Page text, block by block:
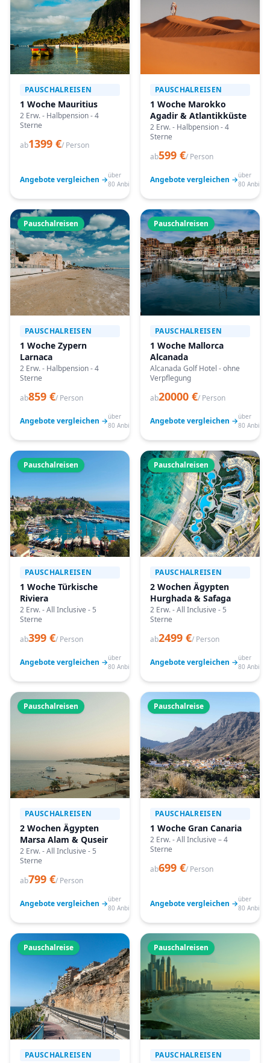
PAUSCHALREISEN
1 Woche Mauritius
2 Erw. - Halbpension - 4
Sterne
ab1399 €/ Person
Angebote vergleichen →über
80 Anbieter
PAUSCHALREISEN
1 Woche Marokko
Agadir & Atlantikküste
2 Erw. - Halbpension - 4
Sterne
ab599 €/ Person
Angebote vergleichen →über
80
Pauschalreisen
PAUSCHALREISEN
1 Woche Zypern
Larnaca
2 Erw. - Halbpension - 4
Sterne
ab859 €/ Person
Angebote vergleichen →über
80 Anbieter
Pauschalreisen
PAUSCHALREISEN
1 Woche Mallorca
Alcanada
Alcanada Golf Hotel - ohne
Verpflegung
ab20000 €/ Person
Angebote vergleichen →über
80
Pauschalreisen
PAUSCHALREISEN
1 Woche Türkische
Riviera
2 Erw. - All Inclusive - 5
Sterne
ab399 €/ Person
Angebote vergleichen →über
80 Anbieter
Pauschalreisen
PAUSCHALREISEN
2 Wochen Ägypten
Hurghada & Safaga
2 Erw. - All Inclusive - 5
Sterne
ab2499 €/ Person
Angebote vergleichen →über
80
Pauschalreisen
PAUSCHALREISEN
2 Wochen Ägypten
Marsa Alam & Quseir
2 Erw. - All Inclusive - 5
Sterne
ab799 €/ Person
Angebote vergleichen →über
80 Anbieter
Pauschalreise
PAUSCHALREISEN
1 Woche Gran Canaria
2 Erw. - All Inclusive – 4
Sterne
ab699 €/ Person
Angebote vergleichen →über
80
Pauschalreise
PAUSCHALREISEN
Pauschalreisen
PAUSCHALREISEN